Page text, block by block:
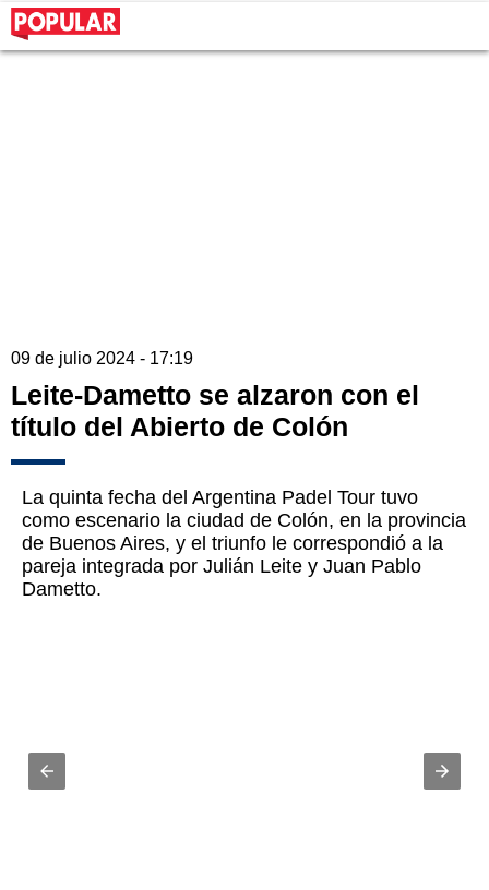
09 de julio 2024 - 17:19
Leite-Dametto se alzaron con el
título del Abierto de Colón
La quinta fecha del Argentina Padel Tour tuvo
como escenario la ciudad de Colón, en la provincia
de Buenos Aires, y el triunfo le correspondió a la
pareja integrada por Julián Leite y Juan Pablo
Dametto.